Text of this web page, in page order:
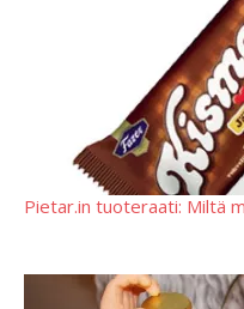
Pietar.in tuoteraati: Miltä